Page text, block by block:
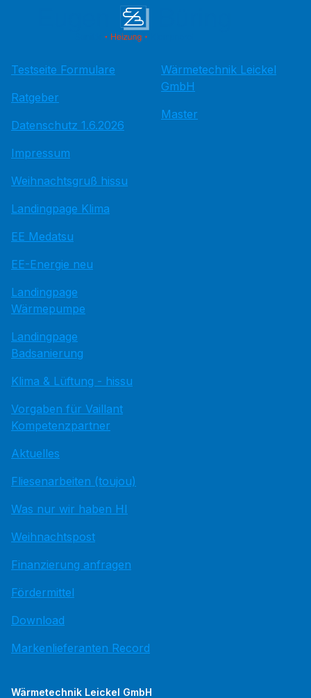
Testseite Formulare
Ratgeber
Datenschutz 1.6.2026
Impressum
Weihnachtsgruß hissu
Landingpage Klima
EE Medatsu
EE-Energie neu
Landingpage
Wärmepumpe
Landingpage
Badsanierung
Klima & Lüftung - hissu
Vorgaben für Vaillant
Kompetenzpartner
Aktuelles
Fliesenarbeiten (toujou)
Was nur wir haben HI
Weihnachtspost
Finanzierung anfragen
Fördermittel
Download
Markenlieferanten Record
Wärmetechnik Leickel
GmbH
Master
Wärmetechnik Leickel GmbH